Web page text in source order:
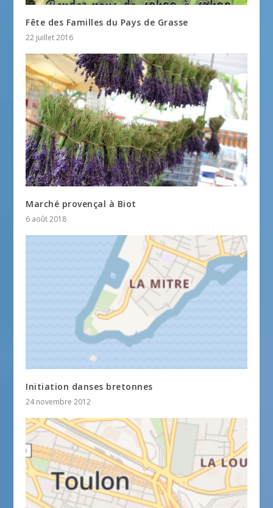
Fête des Familles du Pays de Grasse
22 juillet 2016
Marché provençal à Biot
6 août 2018
Initiation danses bretonnes
24 novembre 2012